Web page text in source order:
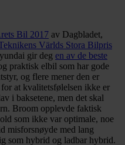
Bil 2017 av Dagbladet,
Världs Stora Bilpris
gir deg en av de beste
praktisk elbil som har gode
og flere mener den er
at kvalitetsfølelsen ikke er
i baksetene, men det skal
Broom opplevde faktisk
som ikke var optimale, noe
misforsnøyde med lang
som hybrid og ladbar hybrid.